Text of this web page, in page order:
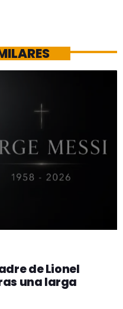
de Lionel
una larga